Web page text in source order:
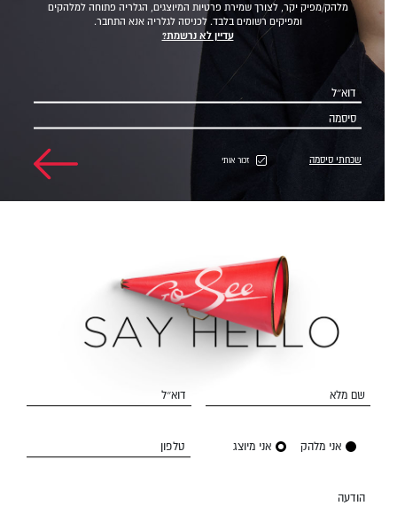
מלהק/מפיק יקר, לצורך שמירת פרטיות המיוצגים, הגלריה פתוחה למלהקים
ומפיקים רשומים בלבד. לכניסה לגלריה אנא התחבר.
עדיין לא נרשמת?
דוא״ל
סיסמה
שכחתי סיסמה זכור אותי
שם מלא דוא״ל
אני מלהק אני מיוצג טלפון
הודעה